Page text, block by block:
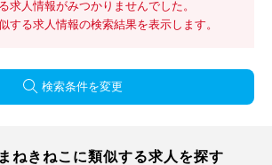
求人情報がみつかりませんでした。
する求人情報の検索結果を表示します。
検索条件を変更
ねきねこに類似する求人を探す